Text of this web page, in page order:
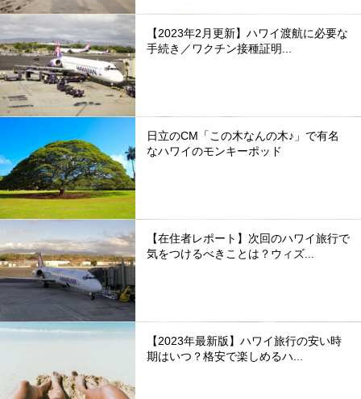
【2023年2月更新】ハワイ渡航に必要な
手続き／ワクチン接種証明...
日立のCM「この木なんの木♪」で有名
なハワイのモンキーポッド
【在住者レポート】次回のハワイ旅行で
気をつけるべきことは？ウィズ...
【2023年最新版】ハワイ旅行の安い時
期はいつ？格安で楽しめるハ...